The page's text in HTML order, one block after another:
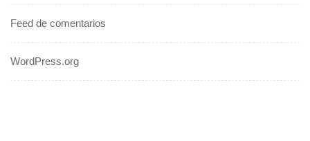
Feed de comentarios
WordPress.org